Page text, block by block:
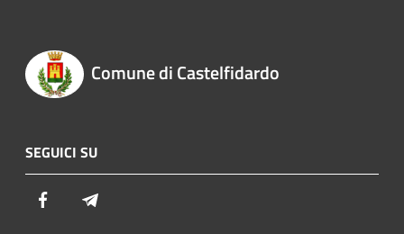
Comune di Castelfidardo
SEGUICI SU
Facebook